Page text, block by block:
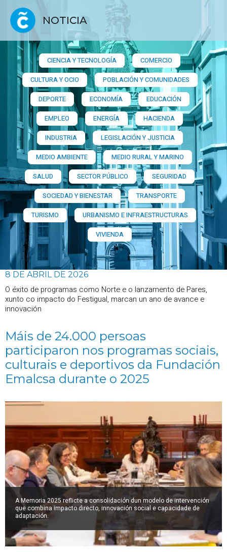
NOTICIA
CIENCIA Y TECNOLOGÍA
COMERCIO
CULTURA Y OCIO
POBLACIÓN Y COMUNIDADES
DEPORTE
ECONOMÍA
EDUCACIÓN
EMPLEO
ENERGÍA
HACIENDA
INDUSTRIA
LEGISLACIÓN Y JUSTICIA
MEDIO AMBIENTE
MEDIO RURAL Y MARINO
SALUD
SECTOR PÚBLICO
SEGURIDAD
SOCIEDAD Y BIENESTAR
TRANSPORTE
TURISMO
URBANISMO E INFRAESTRUCTURAS
VIVIENDA
8 DE ABRIL DE 2026
O éxito de programas como Norte e o lanzamento de Pares,
xunto co impacto do Festigual, marcan un ano de avance e
innovación
Máis de 24.000 persoas
participaron nos programas sociais,
culturais e deportivos da Fundación
Emalcsa durante o 2025
A Memoria 2025 reflicte a consolidación dun modelo de intervención
que combina impacto directo, innovación social e capacidade de
adaptación.